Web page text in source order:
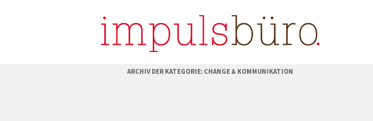
ARCHIV DER KATEGORIE: CHANGE & KOMMUNIKATION